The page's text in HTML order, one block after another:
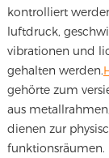
kontrolliert
luftdruck,
vibrationen und
gehalten werden.
gehörte zum
aus
dienen zur
funktionsräumen.